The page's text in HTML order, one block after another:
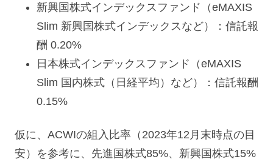
新興国株式インデックスファンド（eMAXIS
Slim 新興国株式インデックスなど）：信託報
酬 0.20%
日本株式インデックスファンド（eMAXIS
Slim 国内株式（日経平均）など）：信託報酬
0.15%
仮に、ACWIの組入比率（2023年12月末時点の目
安）を参考に、先進国株式85%、新興国株式15%